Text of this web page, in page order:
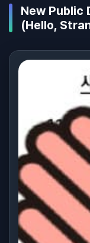
New Public
(Hello,